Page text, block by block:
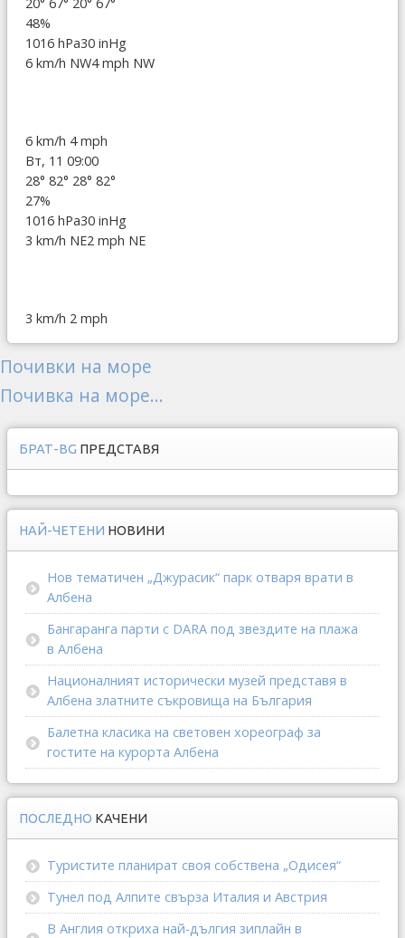
48%
1016 hPa30 inHg
6 km/h NW4 mph NW
6 km/h 4 mph
Вт, 11 09:00
28° 82° 28° 82°
27%
1016 hPa30 inHg
3 km/h NE2 mph NE
3 km/h 2 mph
Почивки на море
Почивка на море...
БРАТ-BG ПРЕДСТАВЯ
НАЙ-ЧЕТЕНИ НОВИНИ
Нов тематичен „Джурасик“ парк отваря врати в
Албена
Бангаранга парти с DARA под звездите на плажа
в Албена
Националният исторически музей представя в
Албена златните съкровища на България
Балетна класика на световен хореограф за
гостите на курорта Албена
ПОСЛЕДНО КАЧЕНИ
Туристите планират своя собствена „Одисея“
Тунел под Алпите свърза Италия и Австрия
В Англия откриха най-дългия зиплайн в